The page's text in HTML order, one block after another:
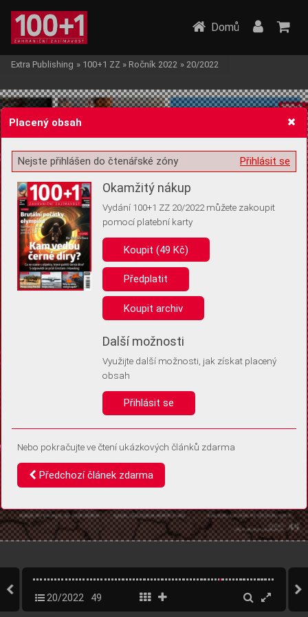
Žádost o souhlas s ukládáním volitelných informací
Pro základní fungování webu nepotřebujeme ukládat žádné informace
(tzv. cookies apod.). Rádi bychom vás ale požádali o souhlas s
uložením volitelných informací:
Anonymní unikátní ID
Díky němu příště poznáme, že se jedná o stejné zařízení, a
Identifikátor je zcela anonymní.
Vaše souhlasy a odmítnutí si ukládáme do vašeho zařízení, abychom se
vás už příště znovu neptali. Můžete je kdykoli později upravit ve Správě
Domů
Extra Publishing » 100+1 ZZ » Ročník 2022 » 20/2022
20/2022 49
Placený obsah
Přihlásit se
Nejste přihlášen do čtenářské zóny
Okamžitý nákup
Vydání 100+1 ZZ 20/2022 můžete zakoupit
pomocí platební karty
Koupit (49 Kč)
Předplatit
Koupit archiv
Další možnosti
Využijte další možnosti, jak získat placený
obsah
Přihlásit se
Nebo pokračujte ve čtení ukázkových článků zdarma
Předchozí článek zdarma